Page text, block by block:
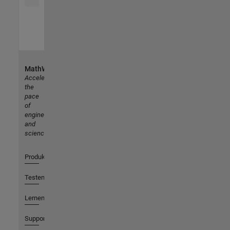
MathWorks
Accelerating
the
pace
of
engineering
and
science
Produkte
Testen oder Kaufen
Lernen
Support